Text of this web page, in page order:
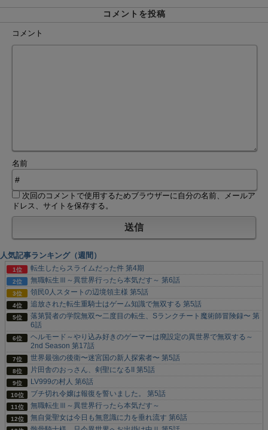
コメントを投稿
コメント
名前
次回のコメントで使用するためブラウザーに自分の名前、メールア
ドレス、サイトを保存する。
人気記事ランキング（週間）
転生したらスライムだった件 第4期
無職転生Ⅲ～異世界行ったら本気だす～ 第6話
領民0人スタートの辺境領主様 第5話
追放された転生重騎士はゲーム知識で無双する 第5話
落第賢者の学院無双〜二度目の転生、Sランクチート魔術師冒険録〜 第
6話
ヘルモード～やり込み好きのゲーマーは廃設定の異世界で無双する～
2nd Season 第17話
世界最強の後衛〜迷宮国の新人探索者〜 第5話
片田舎のおっさん、剣聖になるII 第5話
LV999の村人 第6話
ブチ切れ令嬢は報復を誓いました。 第5話
無職転生Ⅲ～異世界行ったら本気だす～
無自覚聖女は今日も無意識に力を垂れ流す 第6話